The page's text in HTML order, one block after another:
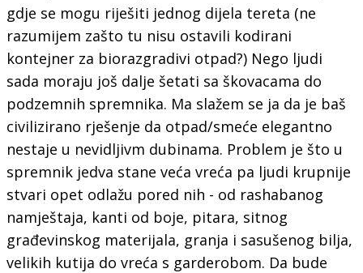
gdje se mogu riješiti jednog dijela tereta (ne
razumijem zašto tu nisu ostavili kodirani
kontejner za biorazgradivi otpad?) Nego ljudi
sada moraju još dalje šetati sa škovacama do
podzemnih spremnika. Ma slažem se ja da je baš
civilizirano rješenje da otpad/smeće elegantno
nestaje u nevidljivm dubinama. Problem je što u
spremnik jedva stane veća vreća pa ljudi krupnije
stvari opet odlažu pored nih - od rashabanog
namještaja, kanti od boje, pitara, sitnog
građevinskog materijala, granja i sasušenog bilja,
velikih kutija do vreća s garderobom. Da bude